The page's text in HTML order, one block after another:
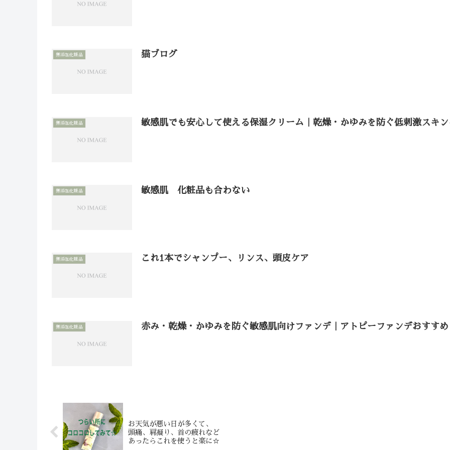
無添加化粧品 猫ブログ
無添加化粧品 敏感肌でも安心して使える保湿クリーム｜乾燥・かゆみを防ぐ低刺激スキ
無添加化粧品 敏感肌 化粧品も合わない
無添加化粧品 これ1本でシャンプー、リンス、頭皮ケア
無添加化粧品 赤み・乾燥・かゆみを防ぐ敏感肌向けファンデ｜アトピーファンデおすすめ
お天気が悪い日が多くて、
頭痛、肩凝り、首の疲れなど
あったらこれを使うと楽に☆